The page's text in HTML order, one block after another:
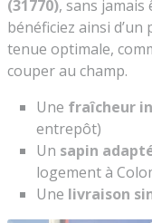
(31770), sans
bénéficiez ainsi
tenue optimale,
couper au champ.
Une fraîcheur
entrepôt)
Un sapin
logement à
Une livraison